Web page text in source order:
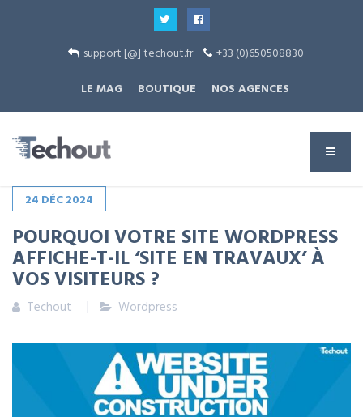
support [@] techout.fr
+33 (0)650508830
LE MAG
BOUTIQUE NOS AGENCES
24 DÉC2024
POURQUOI VOTRE SITE WORDPRESS
AFFICHE-T-IL ‘SITE EN TRAVAUX’ À
VOS VISITEURS ?
Techout Wordpress